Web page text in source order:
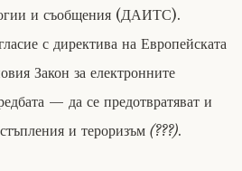
и съобщения (ДАИТС).
с директива на Европейската
Закон за електронните
— да се предотвратяват и
и тероризъм (???).